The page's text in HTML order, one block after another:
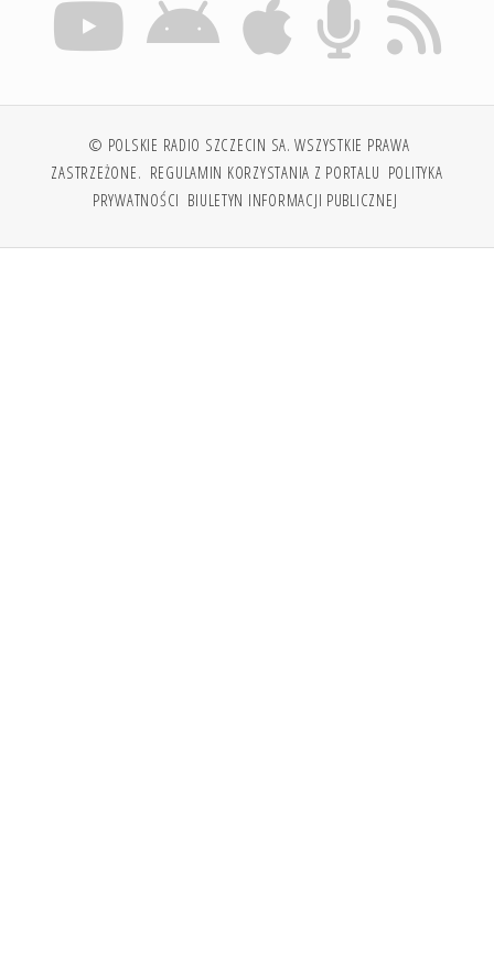
© POLSKIE RADIO SZCZECIN SA. WSZYSTKIE PRAWA
ZASTRZEŻONE. REGULAMIN KORZYSTANIA Z PORTALU POLITYKA
PRYWATNOŚCI BIULETYN INFORMACJI PUBLICZNEJ